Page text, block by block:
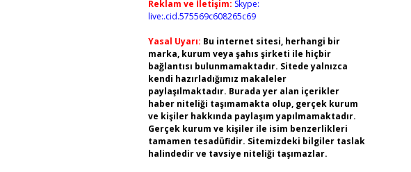
Reklam ve İletişim: Skype:
live:.cid.575569c608265c69
Yasal Uyarı: Bu internet sitesi, herhangi bir
marka, kurum veya şahıs şirketi ile hiçbir
bağlantısı bulunmamaktadır. Sitede yalnızca
kendi hazırladığımız makaleler
paylaşılmaktadır. Burada yer alan içerikler
haber niteliği taşımamakta olup, gerçek kurum
ve kişiler hakkında paylaşım yapılmamaktadır.
Gerçek kurum ve kişiler ile isim benzerlikleri
tamamen tesadüfidir. Sitemizdeki bilgiler taslak
halindedir ve tavsiye niteliği taşımazlar.